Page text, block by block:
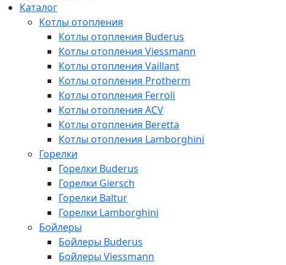
Каталог
Котлы отопления
Котлы отопления Buderus
Котлы отопления Viessmann
Котлы отопления Vaillant
Котлы отопления Protherm
Котлы отопления Ferroli
Котлы отопления ACV
Котлы отопления Beretta
Котлы отопления Lamborghini
Горелки
Горелки Buderus
Горелки Giersch
Горелки Baltur
Горелки Lamborghini
Бойлеры
Бойлеры Buderus
Бойлеры Viessmann